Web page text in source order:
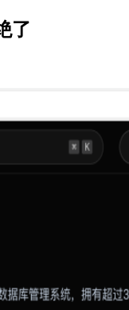
了